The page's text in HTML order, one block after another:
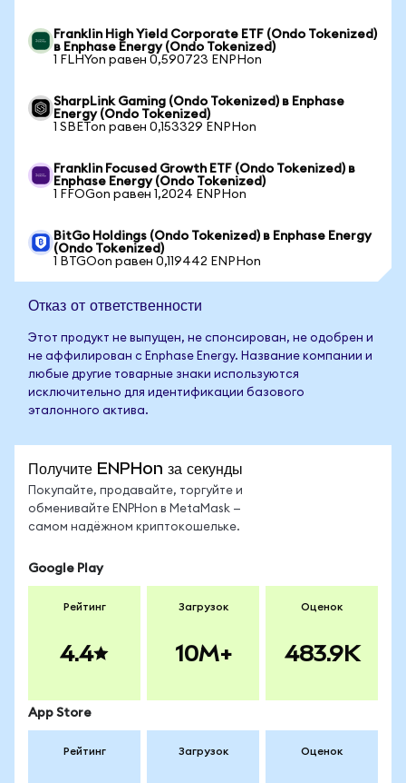
Franklin High Yield Corporate ETF (Ondo Tokenized)
в Enphase Energy (Ondo Tokenized)
1 FLHYon равен 0,590723 ENPHon
SharpLink Gaming (Ondo Tokenized) в Enphase
Energy (Ondo Tokenized)
1 SBETon равен 0,153329 ENPHon
Franklin Focused Growth ETF (Ondo Tokenized) в
Enphase Energy (Ondo Tokenized)
1 FFOGon равен 1,2024 ENPHon
BitGo Holdings (Ondo Tokenized) в Enphase Energy
(Ondo Tokenized)
1 BTGOon равен 0,119442 ENPHon
Отказ от ответственности
Этот продукт не выпущен, не спонсирован, не одобрен и
не аффилирован с Enphase Energy. Название компании и
любые другие товарные знаки используются
исключительно для идентификации базового
эталонного актива.
Получите ENPHon за секунды
Покупайте, продавайте, торгуйте и
обменивайте ENPHon в MetaMask —
самом надёжном криптокошельке.
Google Play
Рейтинг
4.4
Загрузок
10M+
Оценок
483.9K
App Store
Рейтинг Загрузок Оценок